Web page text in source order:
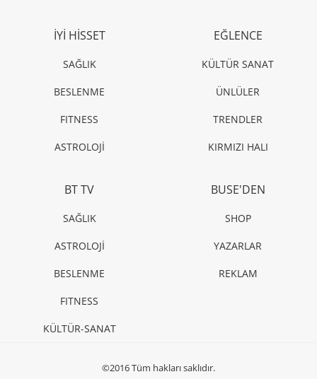
İYİ HİSSET
SAĞLIK
BESLENME
FITNESS
ASTROLOJİ
EĞLENCE
KÜLTÜR SANAT
ÜNLÜLER
TRENDLER
KIRMIZI HALI
BT TV
SAĞLIK
ASTROLOJİ
BESLENME
FITNESS
KÜLTÜR-SANAT
BUSE'DEN
SHOP
YAZARLAR
REKLAM
©2016 Tüm hakları saklıdır.